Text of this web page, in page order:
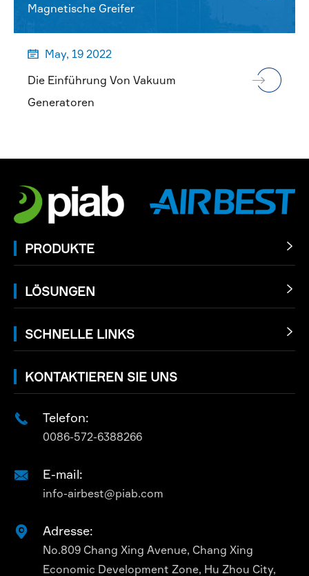
Magnetische Greifer

May, 19 2022
Die Einführung Von Vakuum
Generatoren
PRODUKTE 
LÖSUNGEN 
SCHNELLE LINKS 
KONTAKTIEREN SIE UNS
 Telefon:
0086-572-6388266
 E-mail:
info-airbest@piab.com
 Adresse:
No.809 Chang Xing Avenue, Chang Xing
Economic Development Zone, Hu Zhou City,